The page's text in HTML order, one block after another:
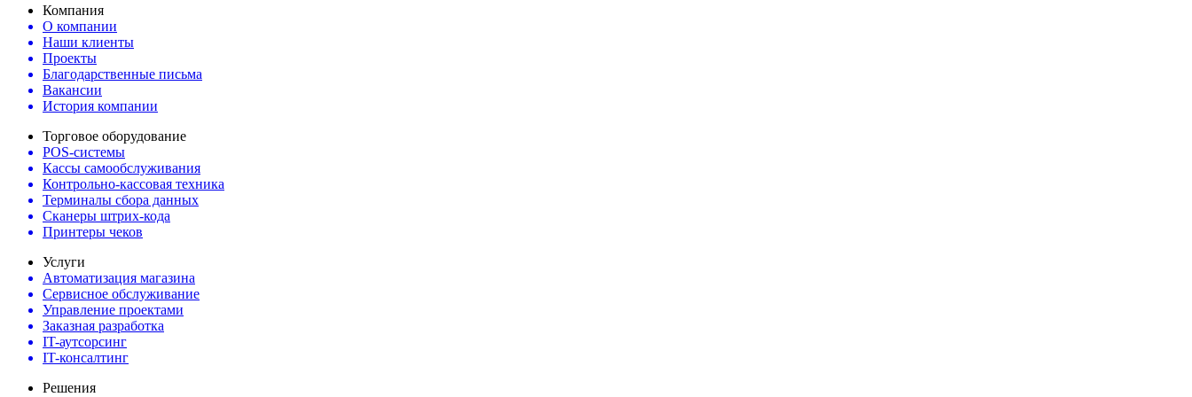
Компания
О компании
Наши клиенты
Проекты
Благодарственные письма
Вакансии
История компании
Торговое оборудование
POS-системы
Кассы самообслуживания
Контрольно-кассовая техника
Терминалы сбора данных
Сканеры штрих-кода
Принтеры чеков
Услуги
Автоматизация магазина
Сервисное обслуживание
Управление проектами
Заказная разработка
IT-аутсорсинг
IT-консалтинг
Решения